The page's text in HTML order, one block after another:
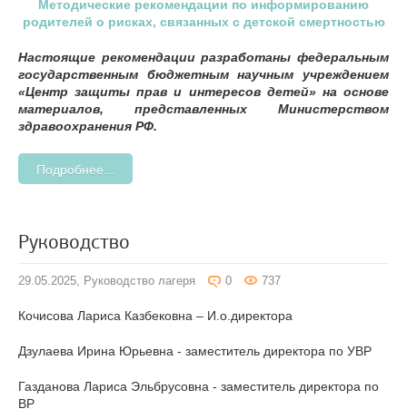
Методические рекомендации по информированию
родителей о рисках, связанных с детской смертностью
Настоящие рекомендации разработаны федеральным
государственным бюджетным научным учреждением
«Центр защиты прав и интересов детей» на основе
материалов, представленных Министерством
здравоохранения РФ.
Подробнее...
Руководство
29.05.2025, Руководство лагеря 0 737
Кочисова Лариса Казбековна – И.о.директора
Дзулаева Ирина Юрьевна - заместитель директора по УВР
Газданова Лариса Эльбрусовна - заместитель директора по
ВР